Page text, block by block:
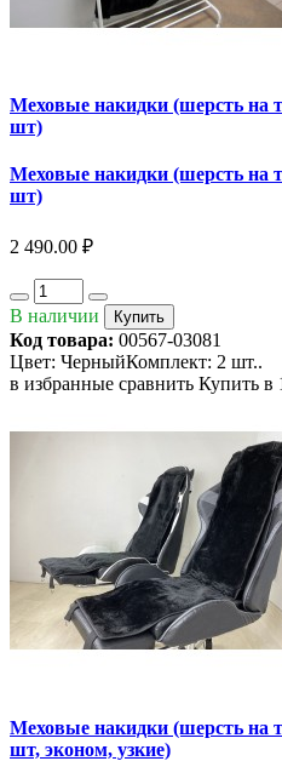
Меховые накидки (шерсть на
шт)
Меховые накидки (шерсть на
шт)
2 490.00 ₽
В наличии Купить
Код товара: 00567-03081
Цвет: ЧерныйКомплект: 2 шт..
в избранные сравнить Купить в
Меховые накидки (шерсть на
шт, эконом, узкие)